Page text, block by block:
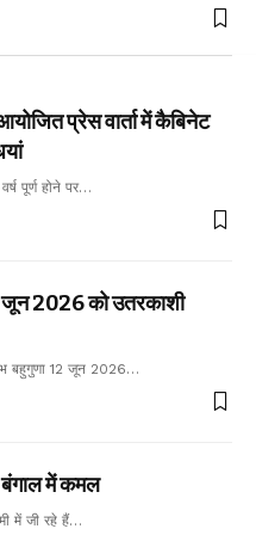
प्रेस वार्ता में कैबिनेट
पूर्ण होने पर…
जून 2026 को उतरकाशी
बहुगुणा 12 जून 2026…
बंगाल में कमल
में जी रहे हैं…